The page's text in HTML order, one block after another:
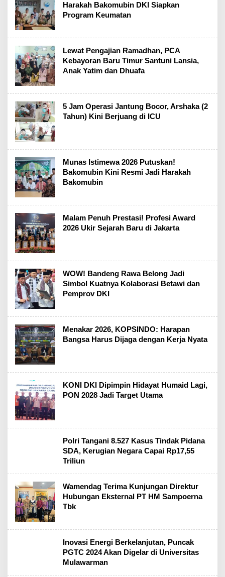
Harakah Bakomubin DKI Siapkan
Program Keumatan
Lewat Pengajian Ramadhan, PCA
Kebayoran Baru Timur Santuni Lansia,
Anak Yatim dan Dhuafa
5 Jam Operasi Jantung Bocor, Arshaka (2
Tahun) Kini Berjuang di ICU
Munas Istimewa 2026 Putuskan!
Bakomubin Kini Resmi Jadi Harakah
Bakomubin
Malam Penuh Prestasi! Profesi Award
2026 Ukir Sejarah Baru di Jakarta
WOW! Bandeng Rawa Belong Jadi
Simbol Kuatnya Kolaborasi Betawi dan
Pemprov DKI
Menakar 2026, KOPSINDO: Harapan
Bangsa Harus Dijaga dengan Kerja Nyata
KONI DKI Dipimpin Hidayat Humaid Lagi,
PON 2028 Jadi Target Utama
Polri Tangani 8.527 Kasus Tindak Pidana
SDA, Kerugian Negara Capai Rp17,55
Triliun
Wamendag Terima Kunjungan Direktur
Hubungan Eksternal PT HM Sampoerna
Tbk
Inovasi Energi Berkelanjutan, Puncak
PGTC 2024 Akan Digelar di Universitas
Mulawarman